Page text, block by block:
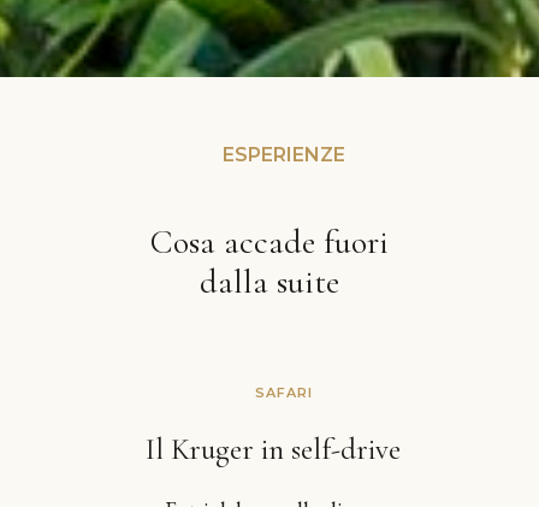
ESPERIENZE
Cosa accade fuori
dalla suite
SAFARI
Il Kruger in self-drive